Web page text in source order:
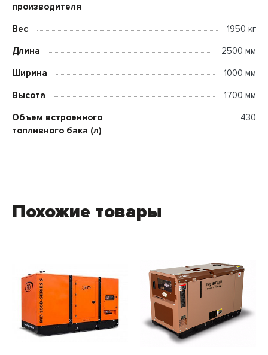
производителя
Вес 1950 кг
Длина 2500 мм
Ширина 1000 мм
Высота 1700 мм
Объем встроенного
топливного бака (л)
430
Похожие товары